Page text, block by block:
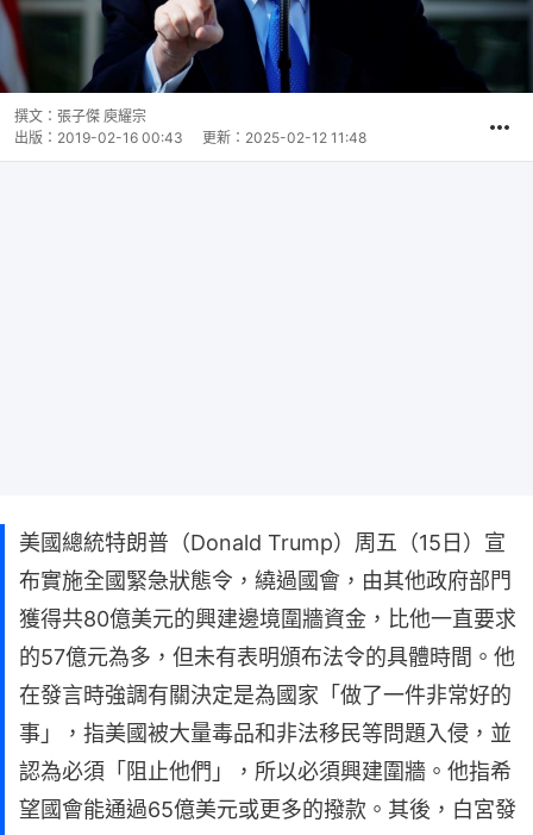
撰文： 張子傑 庾耀宗
出版： 2019-02-16 00:43 更新： 2025-02-12 11:48
美國總統特朗普（Donald Trump）周五（15日）宣
布實施全國緊急狀態令，繞過國會，由其他政府部門
獲得共80億美元的興建邊境圍牆資金，比他一直要求
的57億元為多，但未有表明頒布法令的具體時間。他
在發言時強調有關決定是為國家「做了一件非常好的
事」，指美國被大量毒品和非法移民等問題入侵，並
認為必須「阻止他們」，所以必須興建圍牆。他指希
望國會能通過65億美元或更多的撥款。其後，白宮發